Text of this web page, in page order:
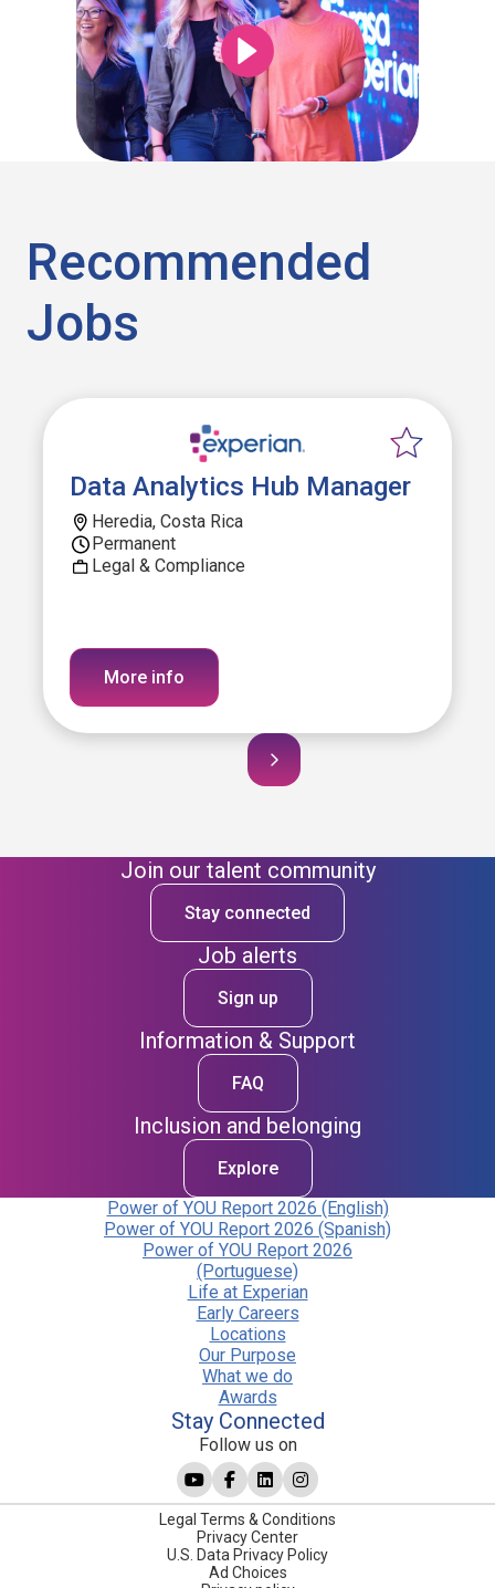
Recommended
Jobs
Data Analytics Hub Manager
Heredia, Costa Rica
Permanent
Legal & Compliance
More info
Join our talent community
Stay connected
Job alerts
Sign up
Information & Support
FAQ
Inclusion and belonging
Explore
Power of YOU Report 2026 (English)
Power of YOU Report 2026 (Spanish)
Power of YOU Report 2026
(Portuguese)
Life at Experian
Early Careers
Locations
Our Purpose
What we do
Awards
Stay Connected
Follow us on
Legal Terms & Conditions
Privacy Center
U.S. Data Privacy Policy
Ad Choices